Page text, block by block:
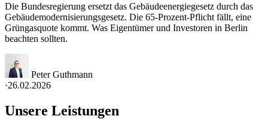
Die Bundesregierung ersetzt das Gebäudeenergiegesetz durch das
Gebäudemodernisierungsgesetz. Die 65-Prozent-Pflicht fällt, eine
Grüngasquote kommt. Was Eigentümer und Investoren in Berlin
beachten sollten.
Peter Guthmann
·26.02.2026
Unsere Leistungen